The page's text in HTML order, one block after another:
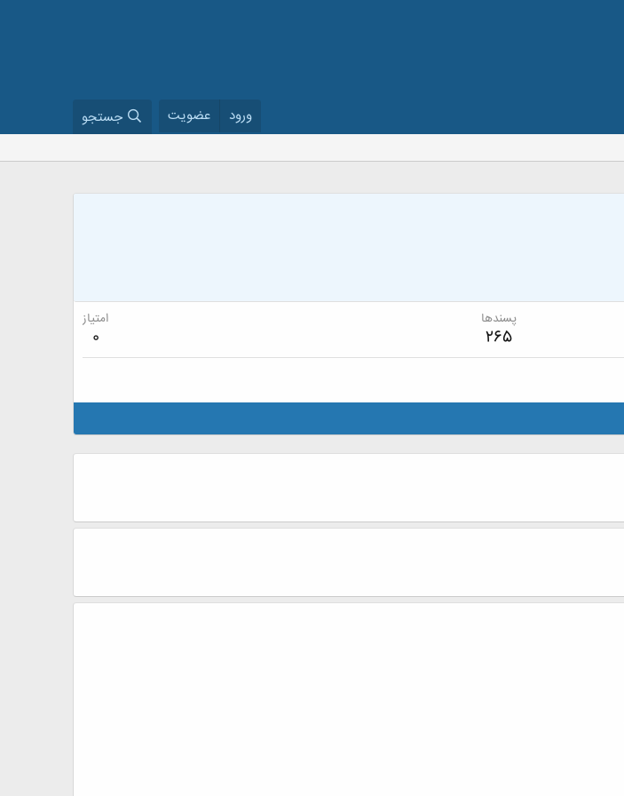
ورود عضویت جستجو
پسندها
265
امتیاز
0